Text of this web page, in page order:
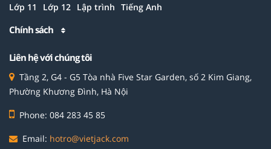
Lớp 11 Lớp 12 Lập trình Tiếng Anh
Chính sách
Liên hệ với chúng tôi
Tầng 2, G4 - G5 Tòa nhà Five Star Garden, số 2 Kim Giang,
Phường Khương Đình, Hà Nội
Phone: 084 283 45 85
Email: hotro@vietjack.com